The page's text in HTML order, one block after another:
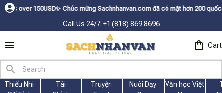
ㅤ✨Chúc mừng Sachnhanvan.com đã có mặt hơn 200 quốc gia như
Call Us 24/7: +1 (818) 869 8696
Cart
Thiếu Nhi
Tài
Truyện
Nuôi Dạy
Văn học Việt